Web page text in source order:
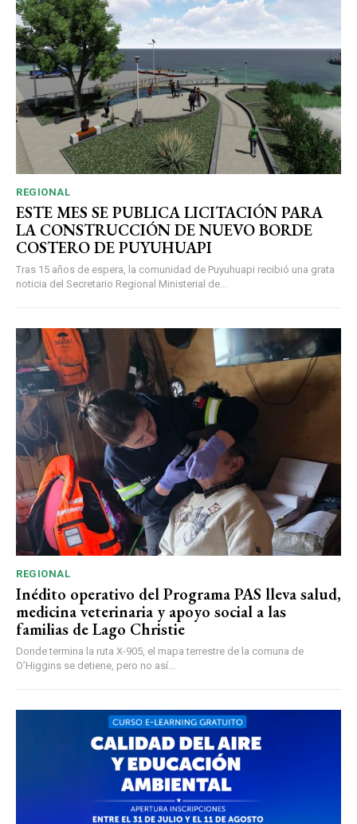
REGIONAL
ESTE MES SE PUBLICA LICITACIÓN PARA
LA CONSTRUCCIÓN DE NUEVO BORDE
COSTERO DE PUYUHUAPI
Tras 15 años de espera, la comunidad de Puyuhuapi recibió una grata
noticia del Secretario Regional Ministerial de...
REGIONAL
Inédito operativo del Programa PAS lleva salud,
medicina veterinaria y apoyo social a las
familias de Lago Christie
Donde termina la ruta X-905, el mapa terrestre de la comuna de
O’Higgins se detiene, pero no así...